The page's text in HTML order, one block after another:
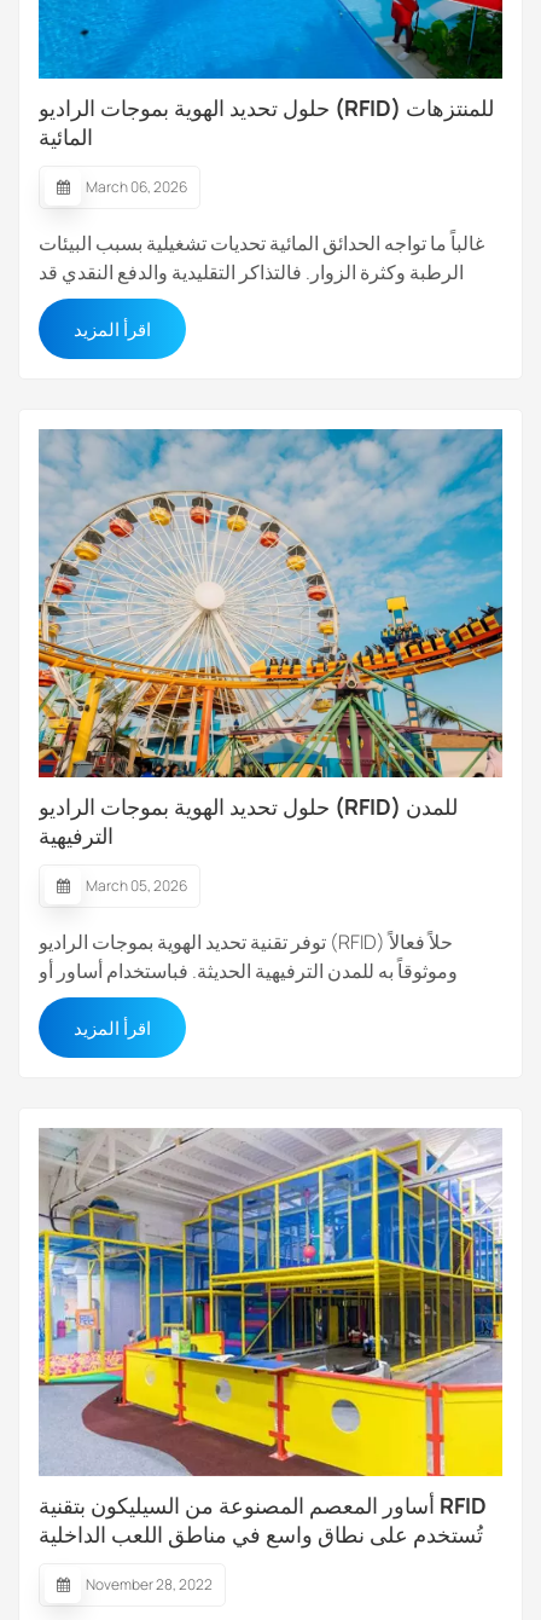
حلول تحديد الهوية بموجات الراديو (RFID) للمنتزهات
المائية
March 06, 2026
غالباً ما تواجه الحدائق المائية تحديات تشغيلية بسبب البيئات
الرطبة وكثرة الزوار. فالتذاكر التقليدية والدفع النقدي قد
تكون غير عملية، وعرضة للتلف بفعل الماء، ويصعب إدارتها.
أما تقنية تحديد الهوية بموجات الراديو (RFID) فتُقدم حلولاً لهذه
المشكلات من خلال تمكين التعرف الآلي، والتحكم الآمن في
اقرأ المزيد
حلول تحديد الهوية بموجات الراديو (RFID) للمدن
الترفيهية
March 05, 2026
توفر تقنية تحديد الهوية بموجات الراديو (RFID) حلاً فعالاً
وموثوقاً به للمدن الترفيهية الحديثة. فباستخدام أساور أو
بطاقات RFID، يمكن للزوار دخول المدينة الترفيهية بسرعة،
والوصول إلى الألعاب، وإجراء عمليات الشراء بنقرة
بسيطة.تستقبل مدن الملاهي عادةً أعدادًا كبيرة من الزوار
اقرأ المزيد
أساور المعصم المصنوعة من السيليكون بتقنية RFID
تُستخدم على نطاق واسع في مناطق اللعب الداخلية
November 28, 2022